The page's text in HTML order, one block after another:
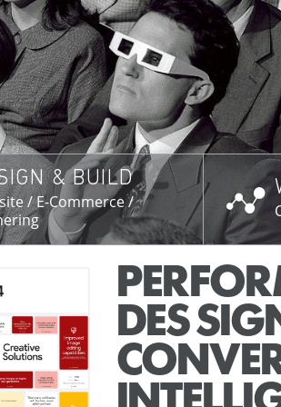
& BUILD
/ E-Commerce /
PLUS →
DES